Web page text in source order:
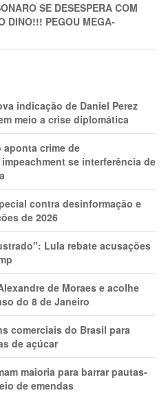
SE DESESPERA COM
DINO!!! PEGOU MEGA-
indicação de Daniel Perez
meio a crise diplomática
aponta crime de
se interferência de
contra desinformação e
de 2026
Lula rebate acusações
de Moraes e acolhe
do 8 de Janeiro
comerciais do Brasil para
de açúcar
maioria para barrar pautas-
de emendas